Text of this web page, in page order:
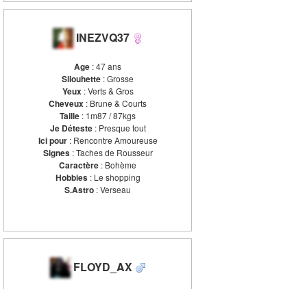
INEZVQ37
Age : 47 ans
Silouhette : Grosse
Yeux : Verts & Gros
Cheveux : Brune & Courts
Taille : 1m87 / 87kgs
Je Déteste: Presque tout
Ici pour: Rencontre Amoureuse
Signes: Taches de Rousseur
Caractère : Bohème
Hobbies: Le shopping
S.Astro : Verseau
FLOYD_AX